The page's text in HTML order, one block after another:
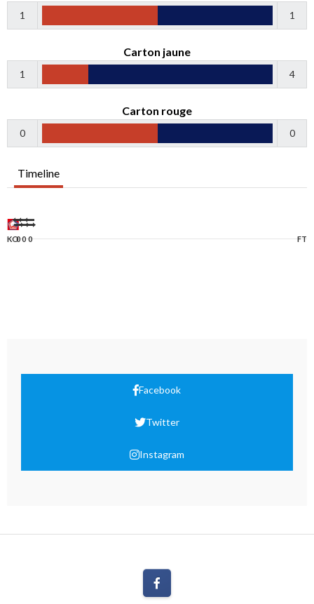
1 1
Carton jaune
1 4
Carton rouge
0 0
Timeline
KO000 FT
Facebook
Twitter
Instagram